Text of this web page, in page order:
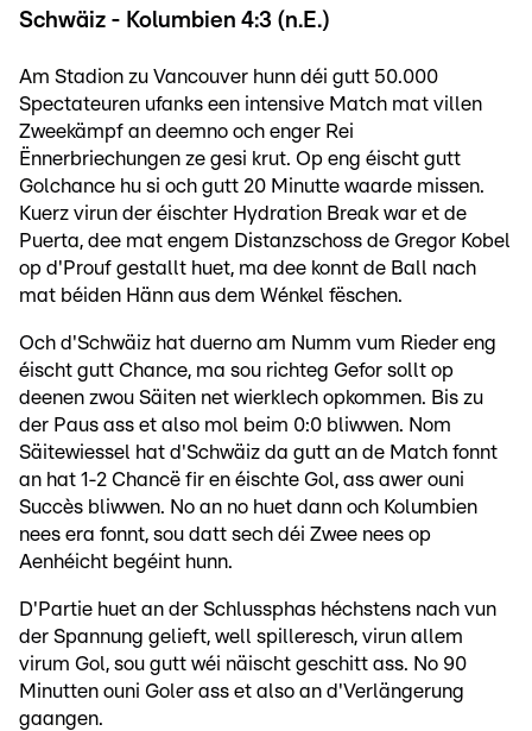
Schwäiz - Kolumbien 4:3 (n.E.)
Am Stadion zu Vancouver hunn déi gutt 50.000
Spectateuren ufanks een intensive Match mat villen
Zweekämpf an deemno och enger Rei
Ënnerbriechungen ze gesi krut. Op eng éischt gutt
Golchance hu si och gutt 20 Minutte waarde missen.
Kuerz virun der éischter Hydration Break war et de
Puerta, dee mat engem Distanzschoss de Gregor Kobel
op d'Prouf gestallt huet, ma dee konnt de Ball nach
mat béiden Hänn aus dem Wénkel fëschen.
Och d'Schwäiz hat duerno am Numm vum Rieder eng
éischt gutt Chance, ma sou richteg Gefor sollt op
deenen zwou Säiten net wierklech opkommen. Bis zu
der Paus ass et also mol beim 0:0 bliwwen. Nom
Säitewiessel hat d'Schwäiz da gutt an de Match fonnt
an hat 1-2 Chancë fir en éischte Gol, ass awer ouni
Succès bliwwen. No an no huet dann och Kolumbien
nees era fonnt, sou datt sech déi Zwee nees op
Aenhéicht begéint hunn.
D'Partie huet an der Schlussphas héchstens nach vun
der Spannung gelieft, well spilleresch, virun allem
virum Gol, sou gutt wéi näischt geschitt ass. No 90
Minutten ouni Goler ass et also an d'Verlängerung
gaangen.